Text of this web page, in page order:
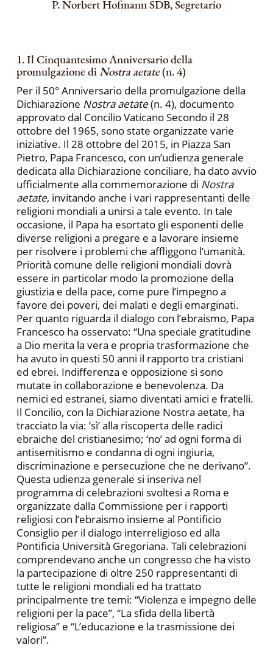
P. Norbert Hofmann SDB, Segretario
1. Il Cinquantesimo Anniversario della
promulgazione diNostra aetate(n. 4)
Per il 50° Anniversario della promulgazione della
Dichiarazione Nostra aetate(n. 4), documento
approvato dal Concilio Vaticano Secondo il 28
ottobre del 1965, sono state organizzate varie
iniziative. Il 28 ottobre del 2015, in Piazza San
Pietro, Papa Francesco, con un’udienza generale
dedicata alla Dichiarazione conciliare, ha dato avvio
ufficialmente alla commemorazione di Nostra
aetate, invitando anche i vari rappresentanti delle
religioni mondiali a unirsi a tale evento. In tale
occasione, il Papa ha esortato gli esponenti delle
diverse religioni a pregare e a lavorare insieme
per risolvere i problemi che affliggono l’umanità.
Priorità comune delle religioni mondiali dovrà
essere in particolar modo la promozione della
giustizia e della pace, come pure l’impegno a
favore dei poveri, dei malati e degli emarginati.
Per quanto riguarda il dialogo con l’ebraismo, Papa
Francesco ha osservato: “Una speciale gratitudine
a Dio merita la vera e propria trasformazione che
ha avuto in questi 50 anni il rapporto tra cristiani
ed ebrei. Indifferenza e opposizione si sono
mutate in collaborazione e benevolenza. Da
nemici ed estranei, siamo diventati amici e fratelli.
Il Concilio, con la Dichiarazione Nostra aetate, ha
tracciato la via: ‘sì’ alla riscoperta delle radici
ebraiche del cristianesimo; ‘no’ ad ogni forma di
antisemitismo e condanna di ogni ingiuria,
discriminazione e persecuzione che ne derivano”.
Questa udienza generale si inseriva nel
programma di celebrazioni svoltesi a Roma e
organizzate dalla Commissione per i rapporti
religiosi con l’ebraismo insieme al Pontificio
Consiglio per il dialogo interreligioso ed alla
Pontificia Università Gregoriana. Tali celebrazioni
comprendevano anche un congresso che ha visto
la partecipazione di oltre 250 rappresentanti di
tutte le religioni mondiali ed ha trattato
principalmente tre temi: “Violenza e impegno delle
religioni per la pace”, “La sfida della libertà
religiosa” e “L’educazione e la trasmissione dei
valori”.